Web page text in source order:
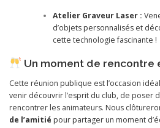
Atelier Graveur Laser :
d’objets personnalisés et
cette technologie fascinante !
Un moment de rencontre
Cette réunion publique est l’occasion
venir découvrir l’esprit du club, de poser
rencontrer les animateurs. Nous
de l’amitié pour partager un moment